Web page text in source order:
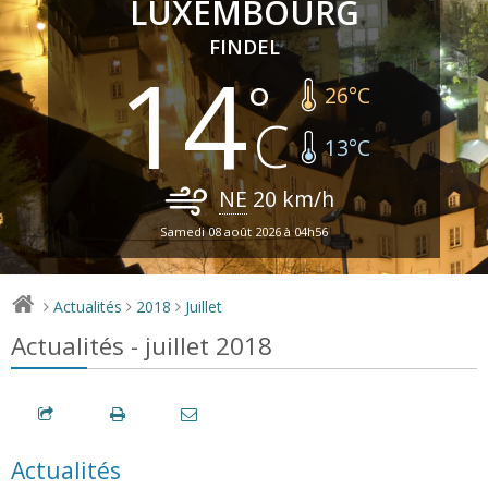
LUXEMBOURG
FINDEL
14 26°C
13°C
NE 20 km/h
Samedi 08 août 2026 à 04h56
> Actualités > 2018 > Juillet
Actualités - juillet 2018
Actualités